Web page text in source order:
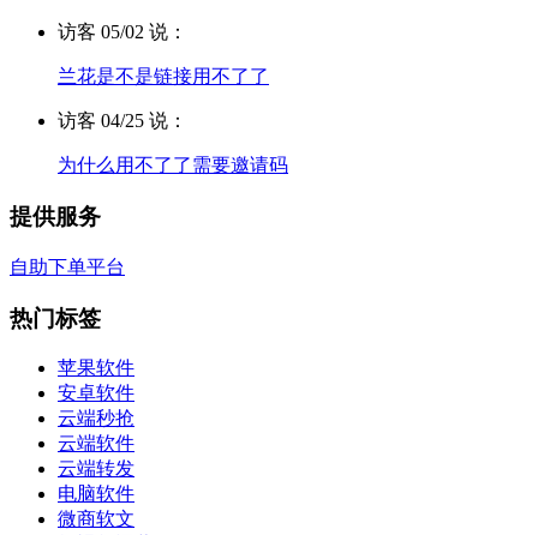
访客 05/02 说：
兰花是不是链接用不了了
访客 04/25 说：
为什么用不了了需要邀请码
提供服务
自助下单平台
热门标签
苹果软件
安卓软件
云端秒抢
云端软件
云端转发
电脑软件
微商软文